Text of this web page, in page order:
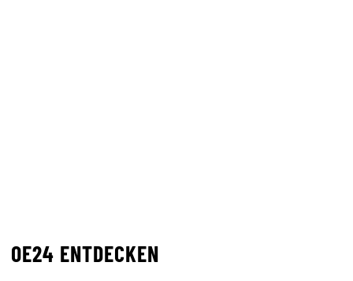
OE24 ENTDECKEN